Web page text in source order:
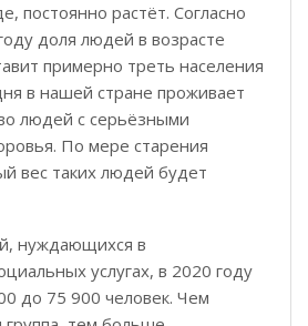
постоянно растёт. Согласно
доля людей в возрасте
примерно треть населения
в нашей стране проживает
людей с серьёзными
По мере старения
вес таких людей будет
нуждающихся в
услугах, в 2020 году
до 75 900 человек. Чем